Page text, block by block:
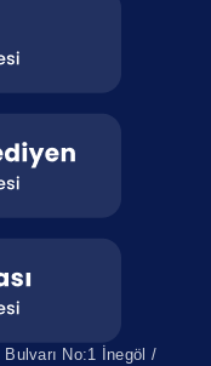
Bulvarı No:1 İnegöl /